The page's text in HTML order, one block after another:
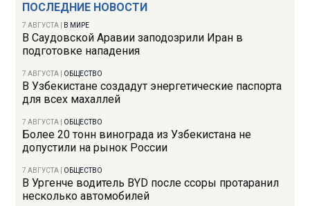
ПОСЛЕДНИЕ НОВОСТИ
7 АВГУСТА В МИРЕ
В Саудовской Аравии заподозрили Иран в
подготовке нападения
7 АВГУСТА ОБЩЕСТВО
В Узбекистане создадут энергетические паспорта
для всех махаллей
7 АВГУСТА ОБЩЕСТВО
Более 20 тонн винограда из Узбекистана не
допустили на рынок России
7 АВГУСТА ОБЩЕСТВО
В Ургенче водитель BYD после ссоры протаранил
несколько автомобилей